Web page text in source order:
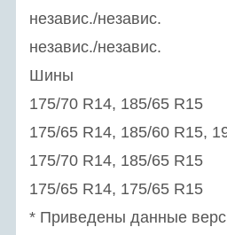
независ./независ.
независ./независ.
Шины
175/70 R14, 185/65 R15
175/65 R14, 185/60 R15,
175/70 R14, 185/65 R15
175/65 R14, 175/65 R15
* Приведены данные